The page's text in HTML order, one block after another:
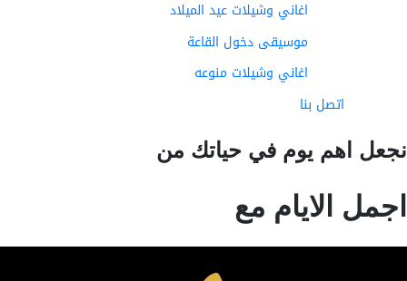
اغاني وشيلات عيد الميلاد
موسيقى دخول القاعة
اغاني وشيلات منوعه
اتصل بنا
اهم يوم في حياتك من
الايام مع